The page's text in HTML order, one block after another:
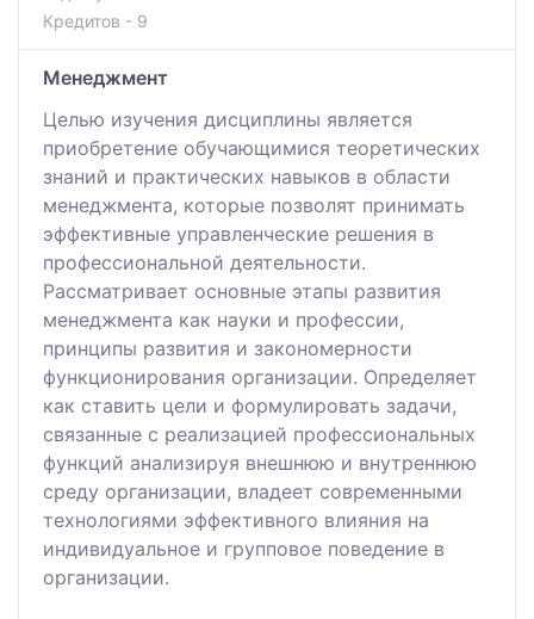
Кредитов - 9
Менеджмент
Целью изучения дисциплины является
приобретение обучающимися теоретических
знаний и практических навыков в области
менеджмента, которые позволят принимать
эффективные управленческие решения в
профессиональной деятельности.
Рассматривает основные этапы развития
менеджмента как науки и профессии,
принципы развития и закономерности
функционирования организации. Определяет
как ставить цели и формулировать задачи,
связанные с реализацией профессиональных
функций анализируя внешнюю и внутреннюю
среду организации, владеет современными
технологиями эффективного влияния на
индивидуальное и групповое поведение в
организации.